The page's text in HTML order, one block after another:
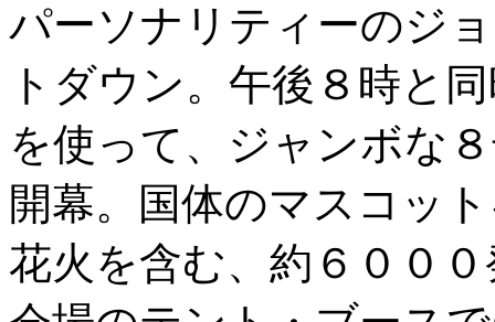
パーソナリティーのジ
トダウン。午後８時と
を使って、ジャンボな
開幕。国体のマスコッ
花火を含む、約６００